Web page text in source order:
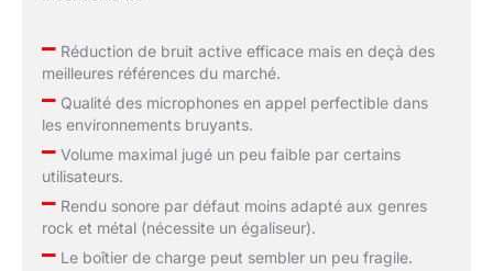
–Réduction de bruit active efficace mais en deçà des
meilleures références du marché.
–Qualité des microphones en appel perfectible dans
les environnements bruyants.
–Volume maximal jugé un peu faible par certains
utilisateurs.
–Rendu sonore par défaut moins adapté aux genres
rock et métal (nécessite un égaliseur).
–Le boîtier de charge peut sembler un peu fragile.